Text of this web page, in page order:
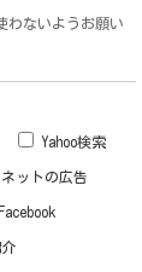
わないようお願い
Yahoo検索
ットの広告